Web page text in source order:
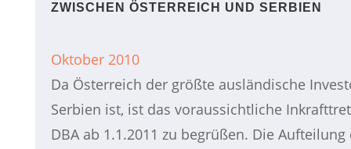
ZWISCHEN ÖSTERREICH UND SERBIEN
Oktober 2010
Da Österreich der größte ausländische
Serbien ist, ist das voraussichtliche
DBA ab 1.1.2011 zu begrüßen. Die Aufteilung